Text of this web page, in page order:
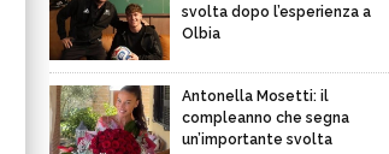
svolta dopo l’esperienza a
Olbia
Antonella Mosetti: il
compleanno che segna
un’importante svolta